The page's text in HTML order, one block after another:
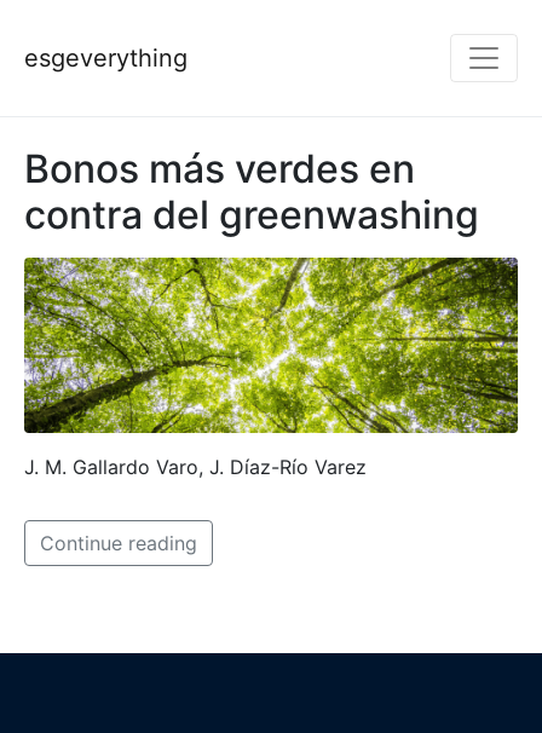
esgeverything
Bonos más verdes en
contra del greenwashing
J. M. Gallardo Varo, J. Díaz-Río Varez
Continue reading